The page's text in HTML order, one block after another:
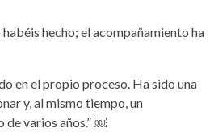
hecho; el acompañamiento ha
en el propio proceso. Ha sido una
y, al mismo tiempo, un
varios años.” ￼